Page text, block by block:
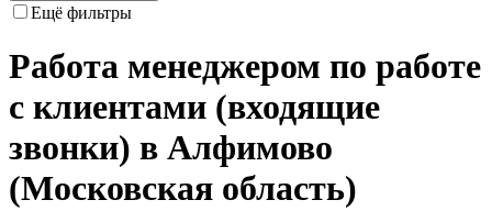
Ещё фильтры
Работа менеджером по работе
с клиентами (входящие
звонки) в Алфимово
(Московская область)